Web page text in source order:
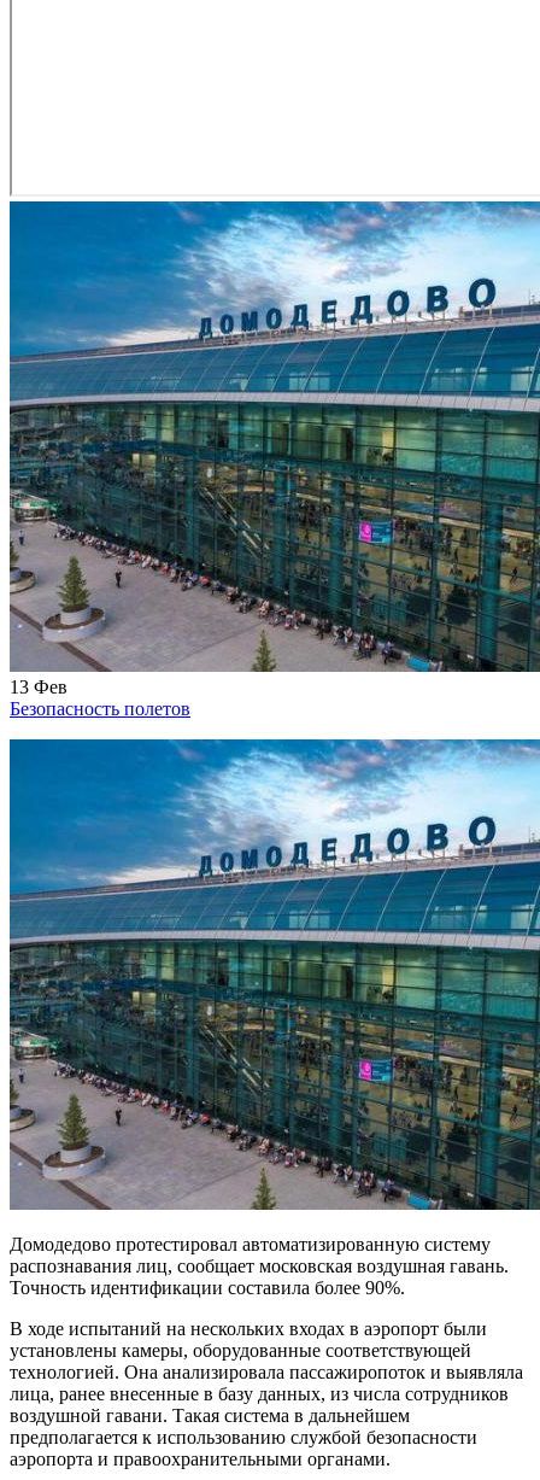
13 Фев
Безопасность полетов
Домодедово протестировал автоматизированную систему
распознавания лиц, сообщает московская воздушная гавань.
Точность идентификации составила более 90%.
В ходе испытаний на нескольких входах в аэропорт были
установлены камеры, оборудованные соответствующей
технологией. Она анализировала пассажиропоток и выявляла
лица, ранее внесенные в базу данных, из числа сотрудников
воздушной гавани. Такая система в дальнейшем
предполагается к использованию службой безопасности
аэропорта и правоохранительными органами.